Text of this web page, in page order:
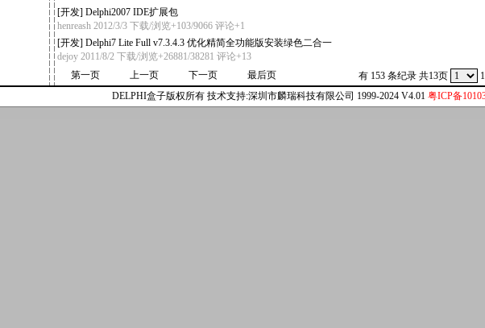
[开发] Delphi2007 IDE扩展包
henreash 2012/3/3 下载/浏览+103/9066 评论+1
[开发] Delphi7 Lite Full v7.3.4.3 优化精简全功能版安装绿色二合一
dejoy 2011/8/2 下载/浏览+26881/38281 评论+13
第一页
上一页 下一页 最后页 有 153 条纪录 共13页
DELPHI盒子版权所有 技术支持:深圳市麟瑞科技有限公司 1999-2024 V4.01 粤ICP备